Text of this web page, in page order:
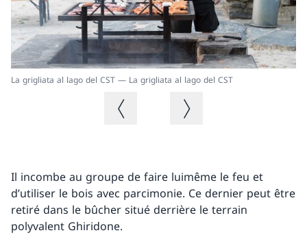
La grigliata al lago del CST — La grigliata al lago del CST
Image précédenteImage suivante
Il incombe au groupe de faire luimême le feu et
d’utiliser le bois avec parcimonie. Ce dernier peut être
retiré dans le bûcher situé derrière le terrain
polyvalent Ghiridone.